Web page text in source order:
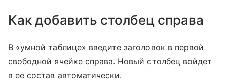
Как добавить столбец справа
В «умной таблице» введите заголовок в первой
свободной ячейке справа. Новый столбец войдет
в ее состав автоматически.